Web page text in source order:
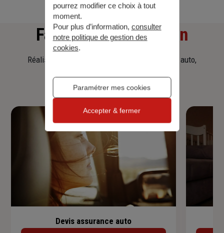
Faitesune simulation
Réalisez une simulation tarifaire d'assurance, auto,
Devis assurance auto
pourrez modifier ce choix à tout
moment.
Pour plus d’information, consulter
notre politique de gestion des
cookies.
Paramétrer mes cookies
Accepter & fermer